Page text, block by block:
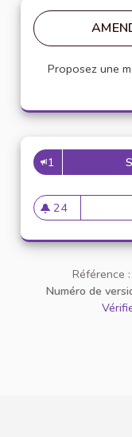
Proposez une
1
24
24 abonnés
Référence
Numéro de